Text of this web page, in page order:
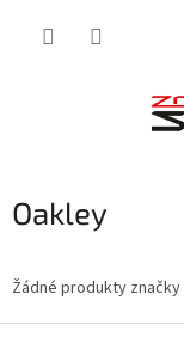
Oakley
Žádné produkty značky